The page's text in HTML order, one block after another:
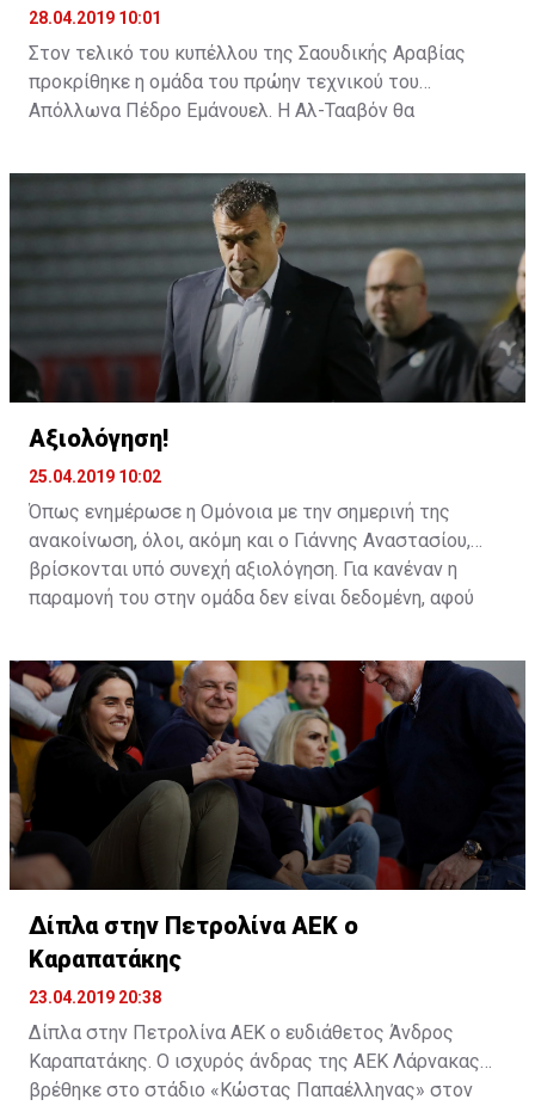
28.04.2019 10:01
Στον τελικό του κυπέλλου της Σαουδικής Αραβίας
προκρίθηκε η ομάδα του πρώην τεχνικού του
Απόλλωνα Πέδρο Εμάνουελ. Η Αλ-Τααβόν θα
Αξιολόγηση!
25.04.2019 10:02
Όπως ενημέρωσε η Ομόνοια με την σημερινή της
ανακοίνωση, όλοι, ακόμη και ο Γιάννης Αναστασίου,
βρίσκονται υπό συνεχή αξιολόγηση. Για κανέναν η
παραμονή του στην ομάδα δεν είναι δεδομένη, αφού
Δίπλα στην Πετρολίνα ΑΕΚ ο
Καραπατάκης
23.04.2019 20:38
Δίπλα στην Πετρολίνα ΑΕΚ ο ευδιάθετος Άνδρος
Καραπατάκης. Ο ισχυρός άνδρας της ΑΕΚ Λάρνακας
βρέθηκε στο στάδιο «Κώστας Παπαέλληνας» στον